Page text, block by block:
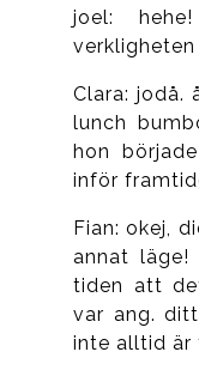
joel:
Clara: jodå.
lunch
hon
inför
Fian: okej,
annat läge!
tiden att
var ang.
inte alltid är